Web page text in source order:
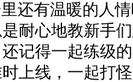
还有温暖的人
耐心地教新手
记得一起练级
上线，一起打